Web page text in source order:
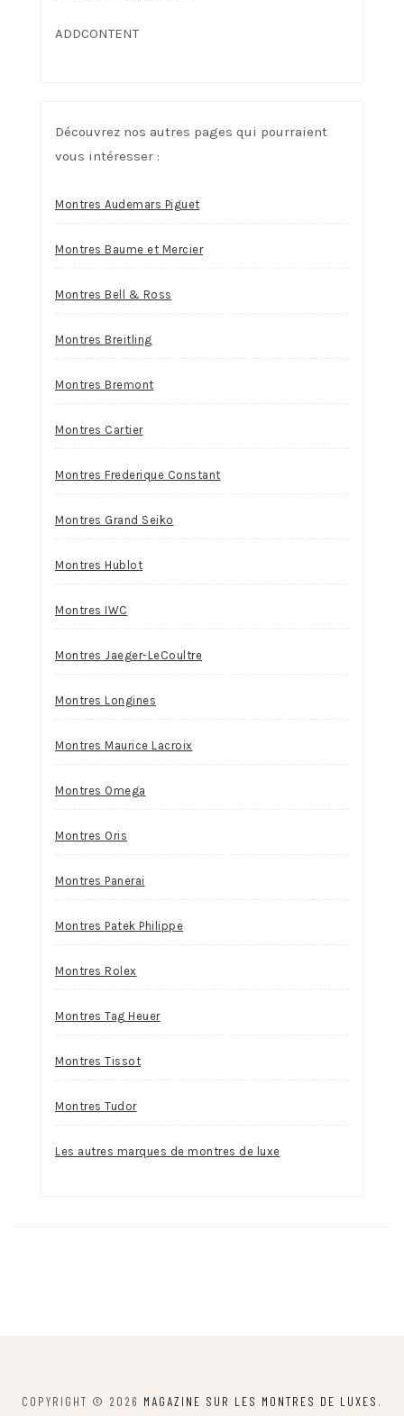
ADDCONTENT
Découvrez nos autres pages qui pourraient
vous intéresser :
Montres Audemars Piguet
Montres Baume et Mercier
Montres Bell & Ross
Montres Breitling
Montres Bremont
Montres Cartier
Montres Frederique Constant
Montres Grand Seiko
Montres Hublot
Montres IWC
Montres Jaeger-LeCoultre
Montres Longines
Montres Maurice Lacroix
Montres Omega
Montres Oris
Montres Panerai
Montres Patek Philippe
Montres Rolex
Montres Tag Heuer
Montres Tissot
Montres Tudor
Les autres marques de montres de luxe
COPYRIGHT © 2026 MAGAZINE SUR LES MONTRES DE LUXES .